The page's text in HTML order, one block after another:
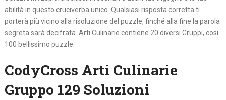
abilità in questo cruciverba unico. Qualsiasi risposta corretta ti
porterà più vicino alla risoluzione del puzzle, finché alla fine la parola
segreta sarà decifrata. Arti Culinarie contiene 20 diversi Gruppi, cosi
100 bellissimo puzzle.
CodyCross Arti Culinarie
Gruppo 129 Soluzioni